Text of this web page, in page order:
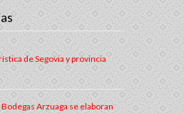
de Segovia y provincia
Bodegas Arzuaga se elaboran